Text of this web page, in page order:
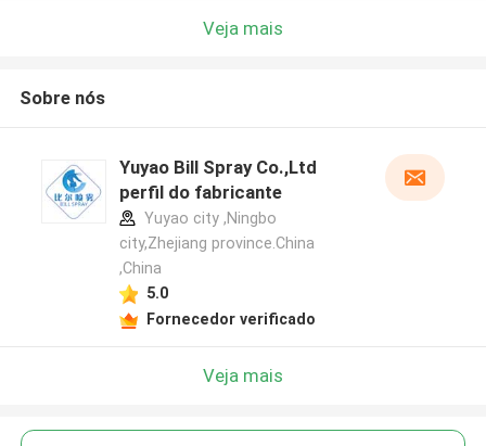
Veja mais
Sobre nós
Yuyao Bill Spray Co.,Ltd
perfil do fabricante
Yuyao city ,Ningbo
city,Zhejiang province.China
,China
5.0
Fornecedor verificado
Veja mais